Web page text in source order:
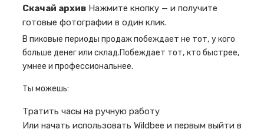
Скачай архив Нажмите кнопку — и получите
готовые фотографии в один клик.
В пиковые периоды продаж побеждает не тот, у кого
больше денег или склад.Побеждает тот, кто быстрее,
умнее и профессиональнее.
Ты можешь:
Тратить часы на ручную работу
Или начать использовать Wildbee и первым выйти в